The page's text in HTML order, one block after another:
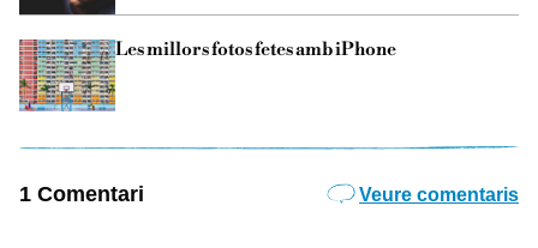
Les millors fotos fetes amb iPhone
1 Comentari Veure comentaris